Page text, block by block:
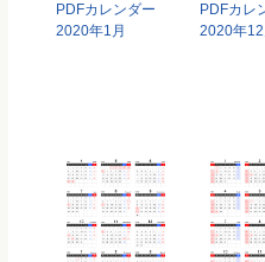
PDFカレンダー
2020年1月
PDFカレ
2020年12